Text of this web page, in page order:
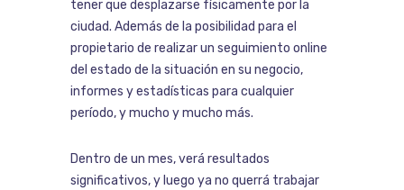
tener que desplazarse físicamente por la
ciudad. Además de la posibilidad para el
propietario de realizar un seguimiento online
del estado de la situación en su negocio,
informes y estadísticas para cualquier
período, y mucho y mucho más.
Dentro de un mes, verá resultados
significativos, y luego ya no querrá trabajar